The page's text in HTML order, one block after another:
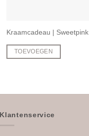
Kraamcadeau | Sweetpink
TOEVOEGEN
Klantenservice